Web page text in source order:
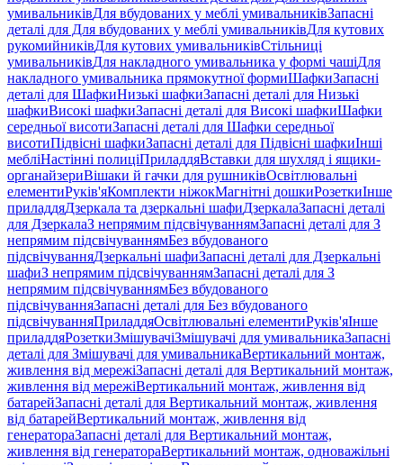
умивальниківДля вбудованих у меблі умивальниківЗапасні
деталі для Для вбудованих у меблі умивальниківДля кутових
рукомийниківДля кутових умивальниківСтільниці
умивальниківДля накладного умивальника у формі чашіДля
накладного умивальника прямокутної формиШафкиЗапасні
деталі для ШафкиНизькі шафкиЗапасні деталі для Низькі
шафкиВисокі шафкиЗапасні деталі для Високі шафкиШафки
середньої висотиЗапасні деталі для Шафки середньої
висотиПідвісні шафкиЗапасні деталі для Підвісні шафкиІнші
мебліНастінні полиціПриладдяВставки для шухляд і ящики-
органайзериВішаки й гачки для рушниківОсвітлювальні
елементиРуків'яКомплекти ніжокМагнітні дошкиРозеткиІнше
приладдяДзеркала та дзеркальні шафиДзеркалаЗапасні деталі
для ДзеркалаЗ непрямим підсвічуваннямЗапасні деталі для З
непрямим підсвічуваннямБез вбудованого
підсвічуванняДзеркальні шафиЗапасні деталі для Дзеркальні
шафиЗ непрямим підсвічуваннямЗапасні деталі для З
непрямим підсвічуваннямБез вбудованого
підсвічуванняЗапасні деталі для Без вбудованого
підсвічуванняПриладдяОсвітлювальні елементиРуків'яІнше
приладдяРозеткиЗмішувачіЗмішувачі для умивальникаЗапасні
деталі для Змішувачі для умивальникаВертикальний монтаж,
живлення від мережіЗапасні деталі для Вертикальний монтаж,
живлення від мережіВертикальний монтаж, живлення від
батарейЗапасні деталі для Вертикальний монтаж, живлення
від батарейВертикальний монтаж, живлення від
генератораЗапасні деталі для Вертикальний монтаж,
живлення від генератораВертикальний монтаж, одноважільні